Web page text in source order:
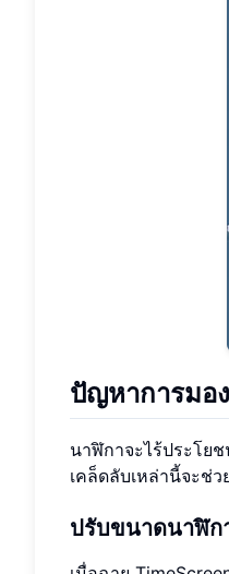
ปัญหาการมอ
นาฬิกาจะไร้ประโ
เคล็ดลับเหล่านี้จะช่
ปรับขนาดนาฬิก